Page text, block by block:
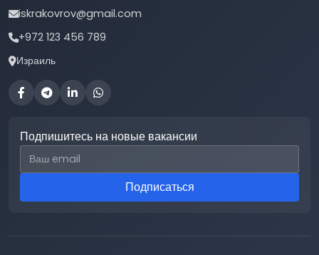
iskrakovrov@gmail.com
+972 123 456 789
Израиль
Подпишитесь на новые вакансии
Email для подписки
Подписаться